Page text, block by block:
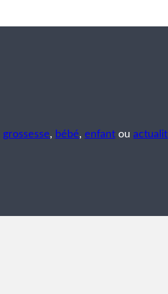
grossesse, bébé, enfant ou